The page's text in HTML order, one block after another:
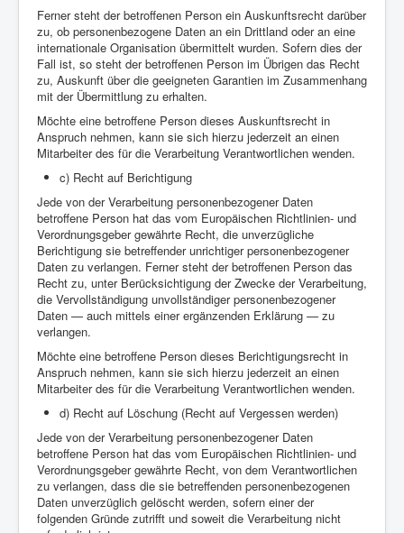
Ferner steht der betroffenen Person ein Auskunftsrecht darüber
zu, ob personenbezogene Daten an ein Drittland oder an eine
internationale Organisation übermittelt wurden. Sofern dies der
Fall ist, so steht der betroffenen Person im Übrigen das Recht
zu, Auskunft über die geeigneten Garantien im Zusammenhang
mit der Übermittlung zu erhalten.
Möchte eine betroffene Person dieses Auskunftsrecht in
Anspruch nehmen, kann sie sich hierzu jederzeit an einen
Mitarbeiter des für die Verarbeitung Verantwortlichen wenden.
c) Recht auf Berichtigung
Jede von der Verarbeitung personenbezogener Daten
betroffene Person hat das vom Europäischen Richtlinien- und
Verordnungsgeber gewährte Recht, die unverzügliche
Berichtigung sie betreffender unrichtiger personenbezogener
Daten zu verlangen. Ferner steht der betroffenen Person das
Recht zu, unter Berücksichtigung der Zwecke der Verarbeitung,
die Vervollständigung unvollständiger personenbezogener
Daten — auch mittels einer ergänzenden Erklärung — zu
verlangen.
Möchte eine betroffene Person dieses Berichtigungsrecht in
Anspruch nehmen, kann sie sich hierzu jederzeit an einen
Mitarbeiter des für die Verarbeitung Verantwortlichen wenden.
d) Recht auf Löschung (Recht auf Vergessen werden)
Jede von der Verarbeitung personenbezogener Daten
betroffene Person hat das vom Europäischen Richtlinien- und
Verordnungsgeber gewährte Recht, von dem Verantwortlichen
zu verlangen, dass die sie betreffenden personenbezogenen
Daten unverzüglich gelöscht werden, sofern einer der
folgenden Gründe zutrifft und soweit die Verarbeitung nicht